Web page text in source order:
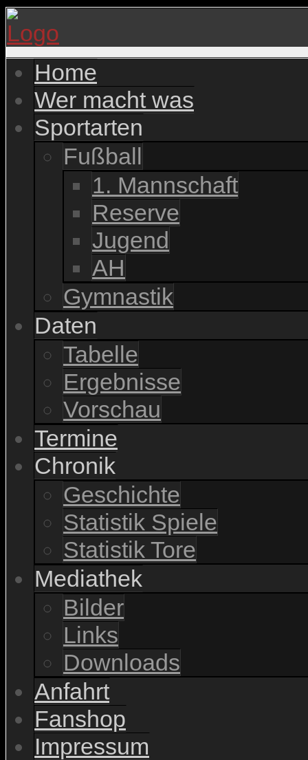
Home
Wer macht was
Sportarten
Fußball
1. Mannschaft
Reserve
Jugend
AH
Gymnastik
Daten
Tabelle
Ergebnisse
Vorschau
Termine
Chronik
Geschichte
Statistik Spiele
Statistik Tore
Mediathek
Bilder
Links
Downloads
Anfahrt
Fanshop
Impressum